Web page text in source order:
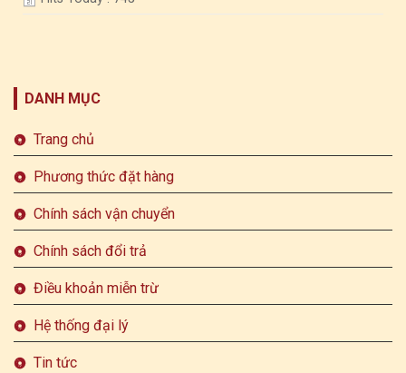
DANH MỤC
Trang chủ
Phương thức đặt hàng
Chính sách vận chuyển
Chính sách đổi trả
Điều khoản miễn trừ
Hệ thống đại lý
Tin tức